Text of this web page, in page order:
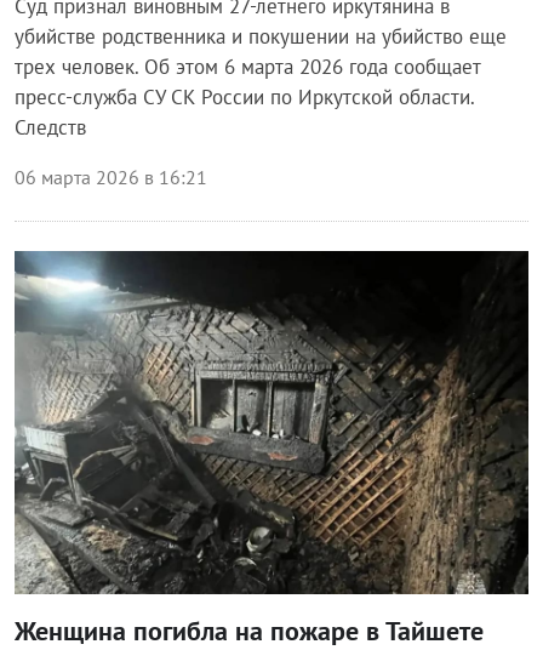
Суд признал виновным 27-летнего иркутянина в
убийстве родственника и покушении на убийство еще
трех человек. Об этом 6 марта 2026 года сообщает
пресс-служба СУ СК России по Иркутской области.
Следств
06 марта 2026 в 16:21
Происшествия
Женщина погибла на пожаре в Тайшете